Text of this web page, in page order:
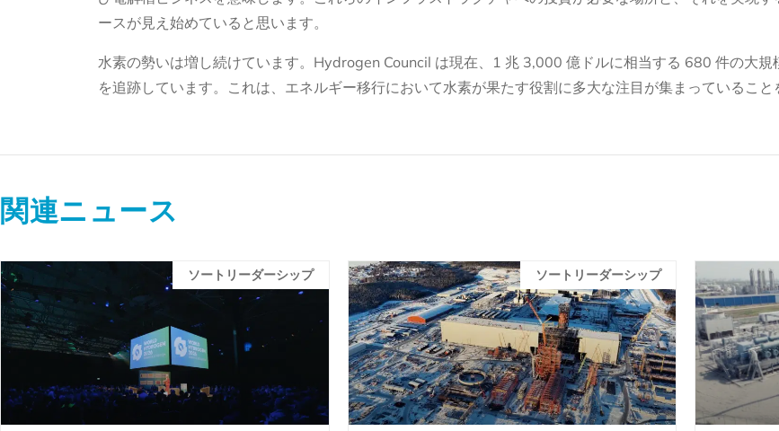
ースが見え始めていると思います。
水素の勢いは増し続けています。Hydrogen Council は現在、1 兆 3,000 億ドルに相当する 680 件の大規
を追跡しています。これは、エネルギー移行において水素が果たす役割に多大な注目が集まっていること
関連ニュース
ソートリーダーシップ ソートリーダーシップ